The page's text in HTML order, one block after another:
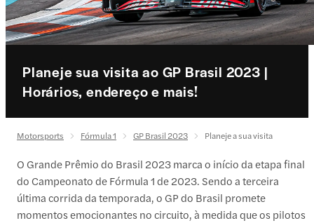
Planeje sua visita ao GP Brasil 2023 |
Horários, endereço e mais!
Motorsports Fórmula 1 GP Brasil 2023 Planeje a sua visita
O Grande Prêmio do Brasil 2023 marca o início da etapa final
do Campeonato de Fórmula 1 de 2023. Sendo a terceira
última corrida da temporada, o GP do Brasil promete
momentos emocionantes no circuito, à medida que os pilotos